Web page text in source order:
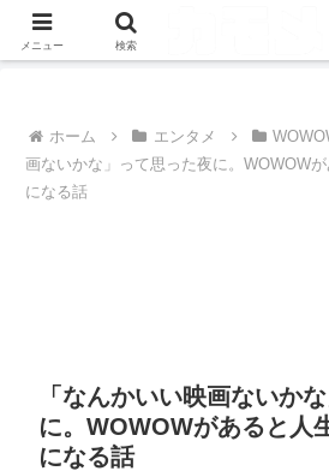
ホーム エンタメ
画ないかな」って思った夜に。WOWOW
になる話
「なんかいい映画ないか
に。WOWOWがあると人
になる話
メニュー 検索